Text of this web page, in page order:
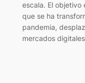
escala. El objetivo
que se ha
pandemia,
mercados